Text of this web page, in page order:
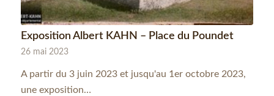
Exposition Albert KAHN – Place du Poundet
26 mai 2023
A partir du 3 juin 2023 et jusqu'au 1er octobre 2023,
une exposition…